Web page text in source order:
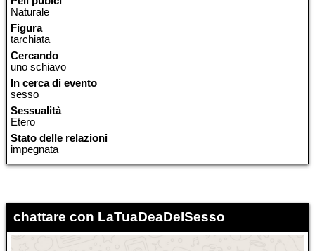
Naturale
Figura
tarchiata
Cercando
uno schiavo
In cerca di evento
sesso
Sessualità
Etero
Stato delle relazioni
impegnata
chattare con LaTuaDeaDelSesso